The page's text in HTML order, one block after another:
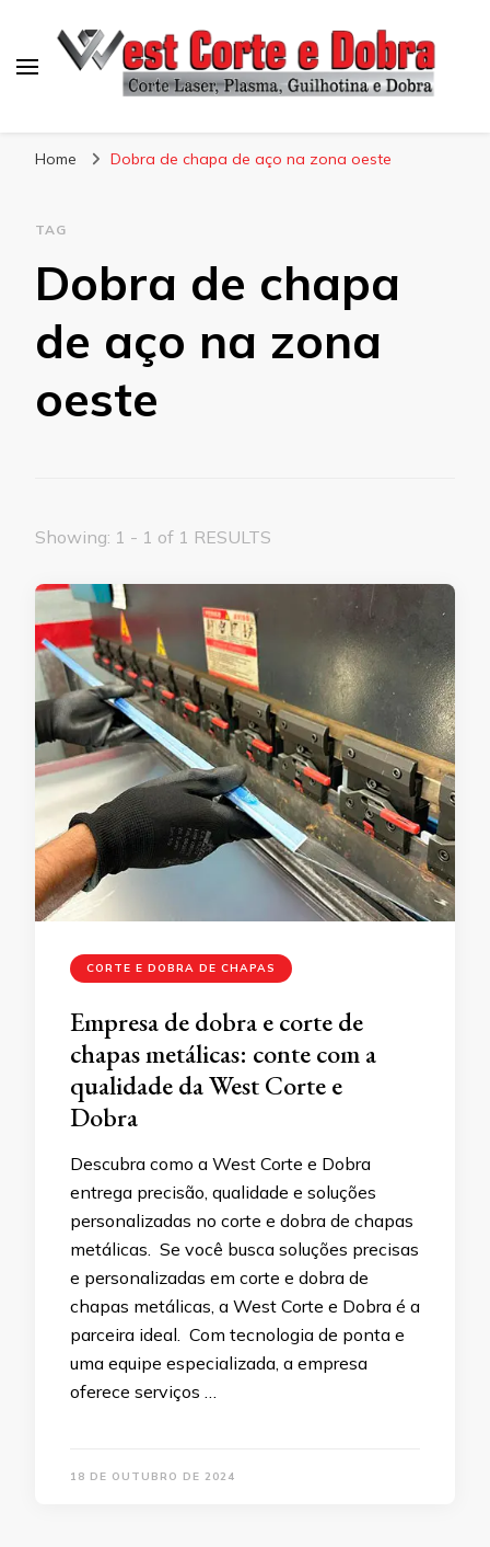
Home Dobra de chapa de aço na zona oeste
TAG
Dobra de chapa
de aço na zona
oeste
Showing: 1 - 1 of 1 RESULTS
CORTE E DOBRA DE CHAPAS
Empresa de dobra e corte de
chapas metálicas: conte com a
qualidade da West Corte e
Dobra
Descubra como a West Corte e Dobra
entrega precisão, qualidade e soluções
personalizadas no corte e dobra de chapas
metálicas. Se você busca soluções precisas
e personalizadas em corte e dobra de
chapas metálicas, a West Corte e Dobra é a
parceira ideal. Com tecnologia de ponta e
uma equipe especializada, a empresa
oferece serviços …
18 DE OUTUBRO DE 2024